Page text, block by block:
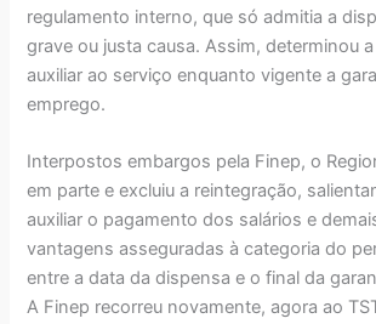
regulamento interno, que só admitia a
grave ou justa causa. Assim, determinou
auxiliar ao serviço enquanto vigente a
emprego.
Interpostos embargos pela Finep, o
em parte e excluiu a reintegração,
auxiliar o pagamento dos salários e
vantagens asseguradas à categoria do
entre a data da dispensa e o final da
A Finep recorreu novamente, agora ao